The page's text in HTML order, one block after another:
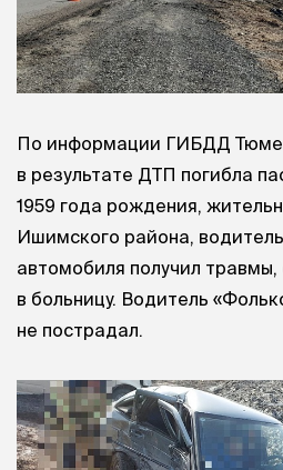
По информации ГИБДД
в результате ДТП погибла
1959 года рождения,
Ишимского района, водитель
автомобиля получил травмы,
в больницу. Водитель
не пострадал.